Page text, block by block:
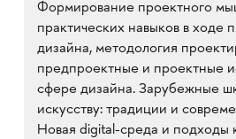
Формирование проектного
практических навыков в ходе
дизайна, методология
предпроектные и проектные
сфере дизайна. Зарубежные
искусству: традиции и
Новая digital-среда и подходы